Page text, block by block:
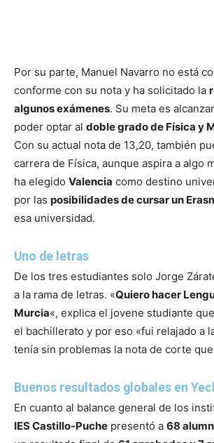
Por su parte, Manuel Navarro no está
conforme con su nota y ha solicitado la
algunos exámenes. Su meta es
poder optar al doble grado de Física y
Con su actual nota de 13,20, también
carrera de Física, aunque aspira a algo
ha elegido Valencia como destino
por las posibilidades de cursar un
esa universidad.
Uno de letras
De los tres estudiantes solo Jorge
a la rama de letras. «Quiero hacer
Murcia«, explica el jovene studiante
el bachillerato y por eso «fui relajado a
tenía sin problemas la nota de corte
Buenos resultados globales en
En cuanto al balance general de los
IES Castillo-Puche presentó a 68